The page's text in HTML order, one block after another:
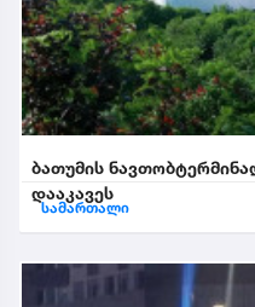
ბათუმის
დააკავეს
სამართალი